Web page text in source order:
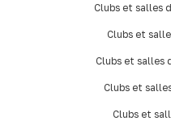
Clubs et salles
Clubs et
Clubs et salles
Clubs et
Clubs et